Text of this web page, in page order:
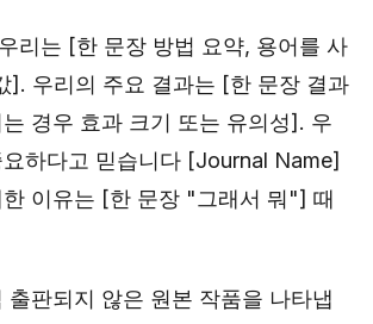
리는 [한 문장 방법 요약, 용어를 사
]. 우리의 주요 결과는 [한 문장 결과
경우 효과 크기 또는 유의성]. 우
하다고 믿습니다 [Journal Name]
이유는 [한 문장 "그래서 뭐"] 때
출판되지 않은 원본 작품을 나타냅